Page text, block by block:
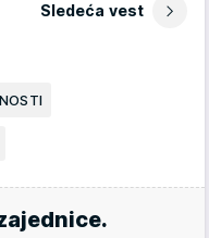
Sledeća vest